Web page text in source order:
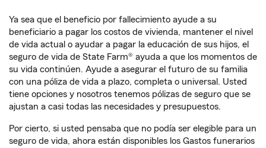
Ya sea que el beneficio por fallecimiento ayude a su
beneficiario a pagar los costos de vivienda, mantener el nivel
de vida actual o ayudar a pagar la educación de sus hijos, el
seguro de vida de State Farm® ayuda a que los momentos de
su vida continúen. Ayude a asegurar el futuro de su familia
con una póliza de vida a plazo, completa o universal. Usted
tiene opciones y nosotros tenemos pólizas de seguro que se
ajustan a casi todas las necesidades y presupuestos.
Por cierto, si usted pensaba que no podía ser elegible para un
seguro de vida, ahora están disponibles los Gastos funerarios